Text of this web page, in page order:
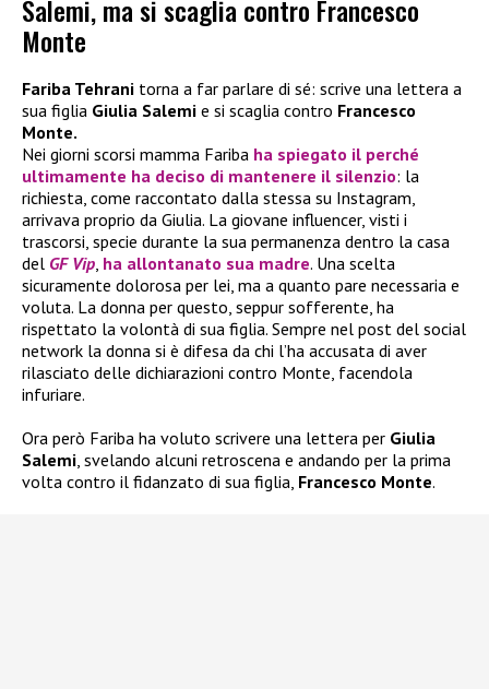
Salemi, ma si scaglia contro Francesco
Monte
Fariba Tehrani torna a far parlare di sé: scrive una lettera a
sua figlia Giulia Salemi e si scaglia contro Francesco
Monte.
Nei giorni scorsi mamma Fariba ha spiegato il perché
ultimamente ha deciso di mantenere il silenzio: la
richiesta, come raccontato dalla stessa su Instagram,
arrivava proprio da Giulia. La giovane influencer, visti i
trascorsi, specie durante la sua permanenza dentro la casa
del GF Vip, ha allontanato sua madre. Una scelta
sicuramente dolorosa per lei, ma a quanto pare necessaria e
voluta. La donna per questo, seppur sofferente, ha
rispettato la volontà di sua figlia. Sempre nel post del social
network la donna si è difesa da chi l’ha accusata di aver
rilasciato delle dichiarazioni contro Monte, facendola
infuriare.
Ora però Fariba ha voluto scrivere una lettera per Giulia
Salemi, svelando alcuni retroscena e andando per la prima
volta contro il fidanzato di sua figlia, Francesco Monte.